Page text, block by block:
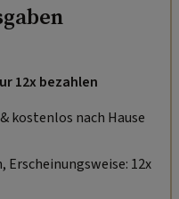
12x bezahlen
kostenlos nach Hause
Erscheinungsweise: 12x